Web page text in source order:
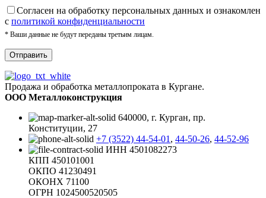
Cогласен на обработку персональных данных и ознакомлен
с политикой конфиденциальности
* Ваши данные не будут переданы третьим лицам.
Продажа и обработка металлопроката в Кургане.
ООО Металлоконструкция
640000, г. Курган, пр.
Конституции, 27
+7 (3522) 44-54-01 , 44-50-26, 44-52-96
ИНН 4501082273
КПП 450101001
ОКПО 41230491
ОКОНХ 71100
ОГРН 1024500520505